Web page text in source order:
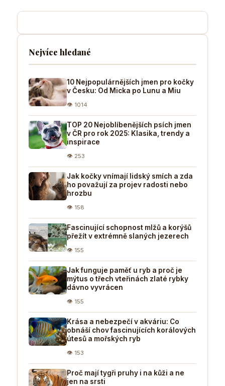
Nejvíce hledané
10 Nejpopulárnějších jmen pro kočky
v Česku: Od Micka po Lunu a Miu
👁 1014
TOP 20 Nejoblíbenějších psích jmen
v ČR pro rok 2025: Klasika, trendy a
inspirace
👁 253
Jak kočky vnímají lidský smích a zda
ho považují za projev radosti nebo
hrozbu
👁 158
Fascinující schopnost mlžů a korýšů
přežít v extrémně slaných jezerech
👁 155
Jak funguje paměť u ryb a proč je
mýtus o třech vteřinách zlaté rybky
dávno vyvrácen
👁 155
Krása a nebezpečí v akváriu: Co
obnáší chov fascinujících korálových
útesů a mořských ryb
👁 153
Proč mají tygři pruhy i na kůži a ne
jen na srsti